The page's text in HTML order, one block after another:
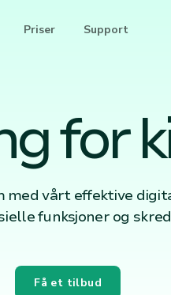
Priser Support
for
vårt effektive
funksjoner og
Få et tilbud